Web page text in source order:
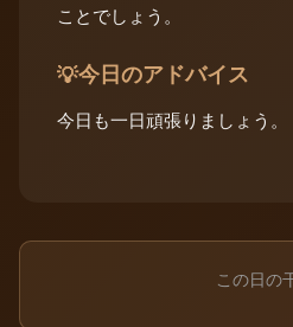
ことでしょう。
💡今日のアドバイス
今日も一日頑張りましょう。
この日の